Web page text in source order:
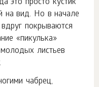
это просто кустик
на вид. Но в начале
покрываются
«пикулька»
листьев
чабрец,